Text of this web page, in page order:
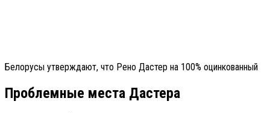
Белорусы утверждают, что Рено Дастер на 100% оцинкованный
Проблемные места Дастера